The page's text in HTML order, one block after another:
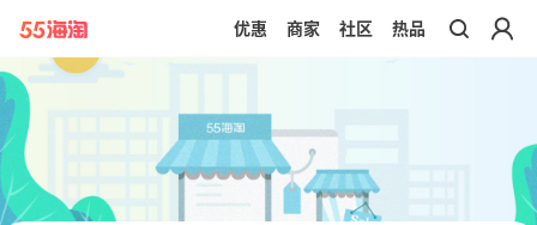
带你去官网买正品
优惠 商家 社区 热品